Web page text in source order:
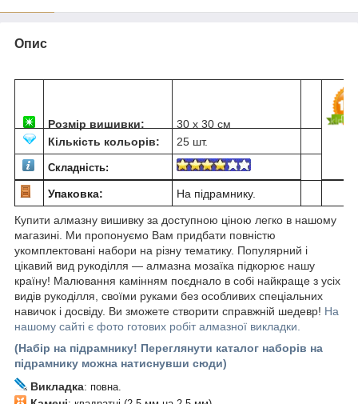
Опис
Розмір вишивки:
30 х 30 см
Кількість кольорів:
25 шт.
Складність:
Упаковка: На підрамнику.
Купити алмазну вишивку за доступною ціною легко в нашому
магазині. Ми пропонуємо Вам придбати повністю
укомплектовані набори на різну тематику. Популярний і
цікавий вид рукоділля ― алмазна мозаїка підкорює нашу
країну! Малювання камінням поєднало в собі найкраще з усіх
видів рукоділля, своїми руками без особливих спеціальних
навичок і досвіду. Ви зможете створити справжній шедевр! На
нашому сайті є фото готових робіт алмазної викладки.
(Набір на підрамнику! Переглянути каталог наборів на
підрамнику можна натиснувши сюди)
Викладка: повна.